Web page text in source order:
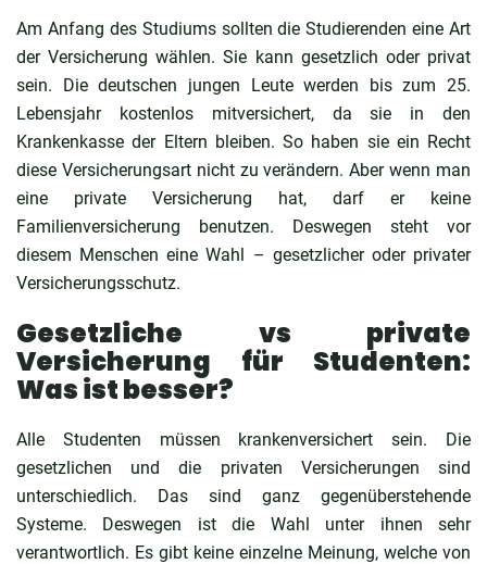
Am Anfang des Studiums sollten die Studierenden eine Art
der Versicherung wählen. Sie kann gesetzlich oder privat
sein. Die deutschen jungen Leute werden bis zum 25.
Lebensjahr kostenlos mitversichert, da sie in den
Krankenkasse der Eltern bleiben. So haben sie ein Recht
diese Versicherungsart nicht zu verändern. Aber wenn man
eine private Versicherung hat, darf er keine
Familienversicherung benutzen. Deswegen steht vor
diesem Menschen eine Wahl – gesetzlicher oder privater
Versicherungsschutz.
Gesetzliche vs private
Versicherung für Studenten:
Was ist besser?
Alle Studenten müssen krankenversichert sein. Die
gesetzlichen und die privaten Versicherungen sind
unterschiedlich. Das sind ganz gegenüberstehende
Systeme. Deswegen ist die Wahl unter ihnen sehr
verantwortlich. Es gibt keine einzelne Meinung, welche von